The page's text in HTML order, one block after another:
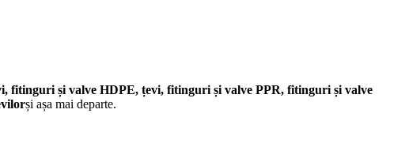
fitinguri și valve HDPE, țevi, fitinguri și valve PPR, fitinguri și valve
și așa mai departe.